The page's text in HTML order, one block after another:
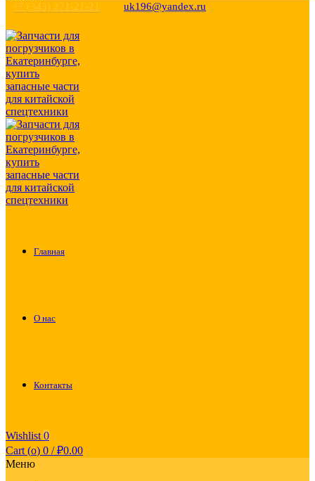
+7 (343) 271-21-21 uk196@yandex.ru
Главная
О нас
Контакты
Wishlist 0
Cart (o) 0 / ₽0.00
Меню